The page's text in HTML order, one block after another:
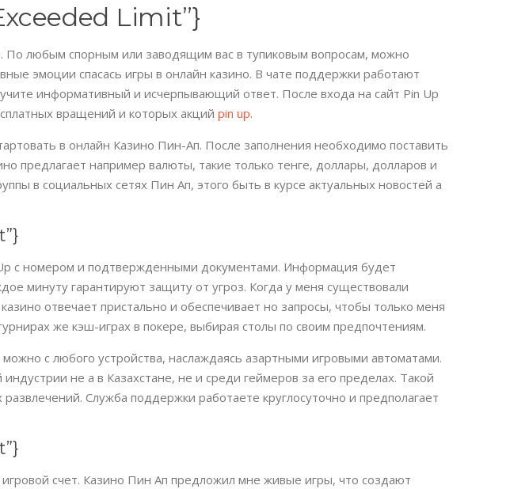
Limit”}
По любым спорным или заводящим вас в тупиковым вопросам, можно
эмоции спасась игры в онлайн казино. В чате поддержки работают
информативный и исчерпывающий ответ. После входа на сайт Pin Up
вращений и которых акций pin up.
в онлайн Казино Пин-Ап. После заполнения необходимо поставить
предлагает например валюты, такие только тенге, доллары, долларов и
в социальных сетях Пин Ап, этого быть в курсе актуальных новостей а
с номером и подтвержденными документами. Информация будет
минуту гарантируют защиту от угроз. Когда у меня существовали
отвечает пристально и обеспечивает но запросы, чтобы только меня
же кэш-играх в покере, выбирая столы по своим предпочтениям.
с любого устройства, наслаждаясь азартными игровыми автоматами.
не а в Казахстане, не и среди геймеров за его пределах. Такой
Служба поддержки работаете круглосуточно и предполагает
счет. Казино Пин Ап предложил мне живые игры, что создают